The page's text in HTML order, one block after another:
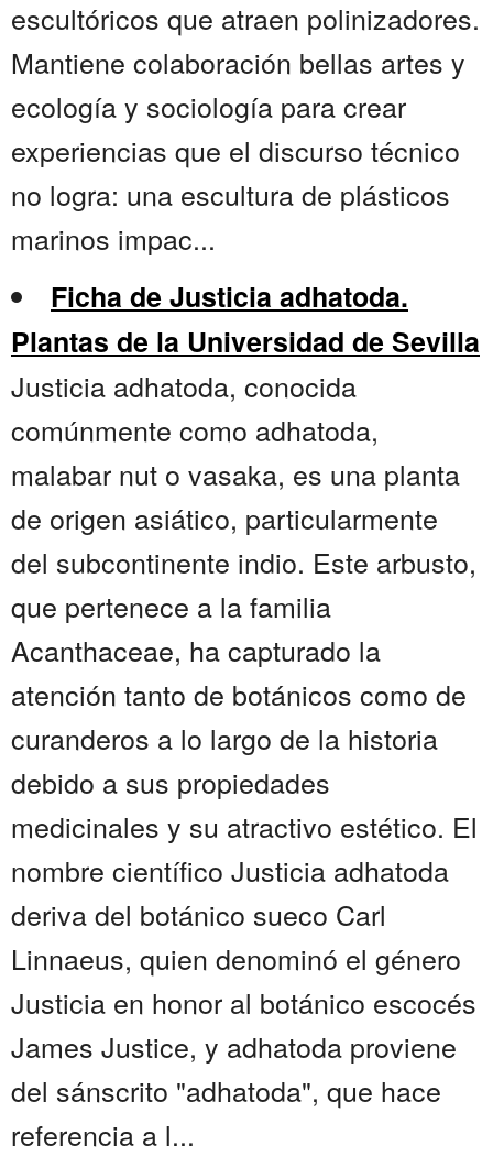
escultóricos que atraen polinizadores.
Mantiene colaboración bellas artes y
ecología y sociología para crear
experiencias que el discurso técnico
no logra: una escultura de plásticos
marinos impac...
Ficha de Justicia adhatoda.
Plantas de la Universidad de Sevilla
Justicia adhatoda, conocida
comúnmente como adhatoda,
malabar nut o vasaka, es una planta
de origen asiático, particularmente
del subcontinente indio. Este arbusto,
que pertenece a la familia
Acanthaceae, ha capturado la
atención tanto de botánicos como de
curanderos a lo largo de la historia
debido a sus propiedades
medicinales y su atractivo estético. El
nombre científico Justicia adhatoda
deriva del botánico sueco Carl
Linnaeus, quien denominó el género
Justicia en honor al botánico escocés
James Justice, y adhatoda proviene
del sánscrito "adhatoda", que hace
referencia a l...